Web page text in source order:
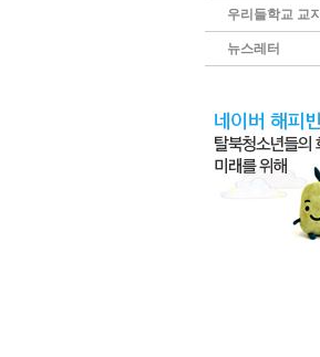
우리들학교 교지
뉴스레터